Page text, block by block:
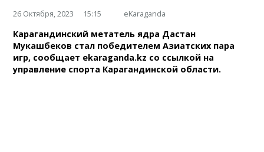
26 Октября, 2023 15:15 eKaraganda
Карагандинский метатель ядра Дастан
Мукашбеков стал победителем Азиатских пара
игр, сообщает ekaraganda.kz со ссылкой на
управление спорта Карагандинской области.